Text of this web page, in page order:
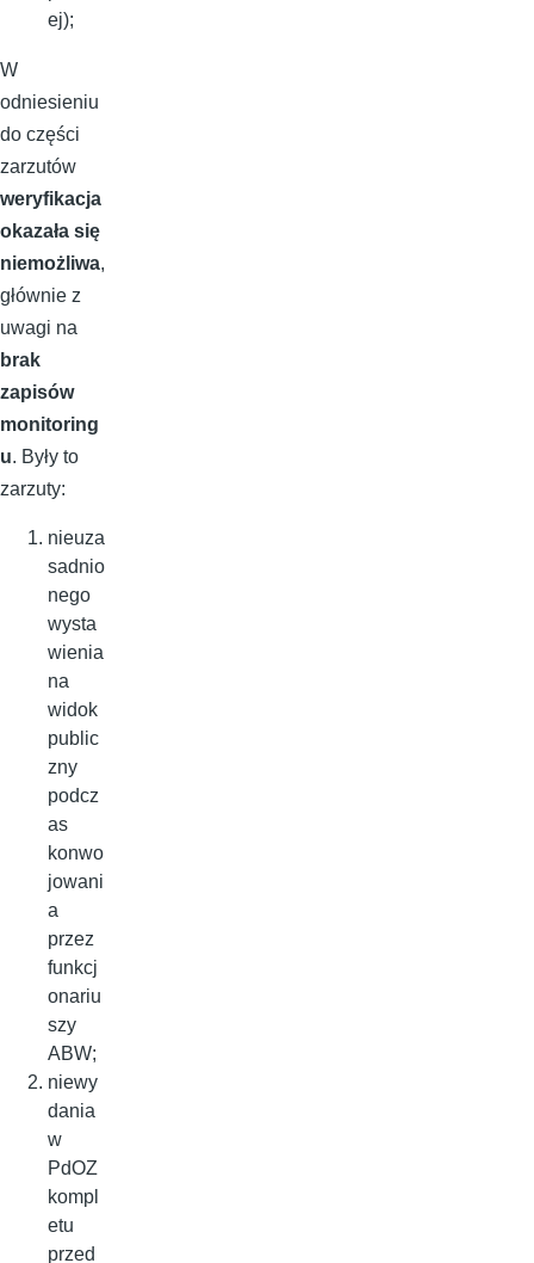
ej);
W
odniesieniu
do części
zarzutów
weryfikacja
okazała się
niemożliwa,
głównie z
uwagi na
brak
zapisów
monitoring
u. Były to
zarzuty:
nieuza
sadnio
nego
wysta
wienia
na
widok
public
zny
podcz
as
konwo
jowani
a
przez
funkcj
onariu
szy
ABW;
niewy
dania
w
PdOZ
kompl
etu
przed